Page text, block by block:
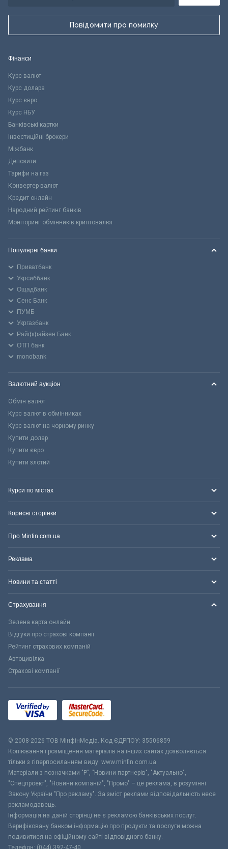
Повідомити про помилку
Фінанси
Курс валют
Курс долара
Курс євро
Курс НБУ
Банківські картки
Інвестиційні брокери
Міжбанк
Депозити
Тарифи на газ
Конвертер валют
Кредит онлайн
Народний рейтинг банків
Моніторинг обмінників криптовалют
Популярні банки
Приватбанк
Укрсиббанк
Ощадбанк
Сенс Банк
ПУМБ
Укргазбанк
Райффайзен Банк
ОТП банк
monobank
Валютний аукціон
Обмін валют
Курс валют в обмінниках
Курс валют на чорному ринку
Купити долар
Купити євро
Купити злотий
Курси по містах
Корисні сторінки
Про Minfin.com.ua
Реклама
Новини та статті
Страхування
Зелена карта онлайн
Відгуки про страхові компанії
Рейтинг страхових компаній
Автоцивілка
Страхові компанії
© 2008-2026 ТОВ МiнфiнМедiа. Код ЄДРПОУ: 35506859
Копіювання і розміщення матеріалів на інших сайтах дозволяється
тільки з гіперпосиланням виду: www.minfin.com.ua
Матеріали з позначками "Р", "Новини партнерів", "Актуально",
"Спецпроект", "Новини компаній", "Промо" – це реклама, в розумінні
Закону України "Про рекламу". За зміст реклами відповідальність несе
рекламодавець.
Інформація на даній сторінці не є рекламою банківських послуг.
Верифіковану банком інформацію про продукти та послуги можна
подивитися на офіційному сайті відповідного банку.
Телефон: (044) 392-47-40